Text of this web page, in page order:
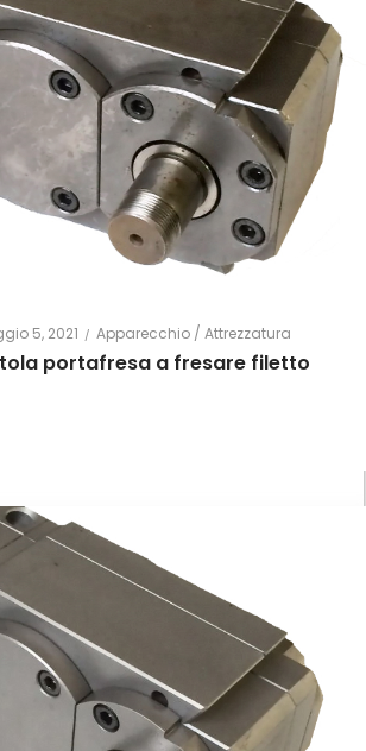
5, 2021
Posted
in
Apparecchio / Attrezzatura
portafresa a fresare filetto